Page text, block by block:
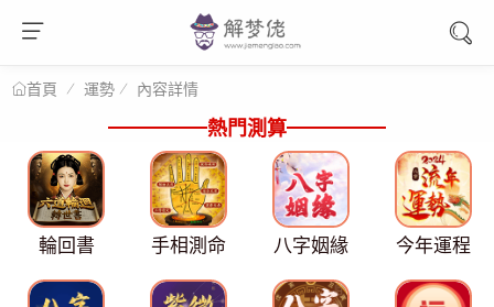
首頁 運勢 內容詳情
熱門測算
輪回書 手相測命 八字姻緣 今年運程